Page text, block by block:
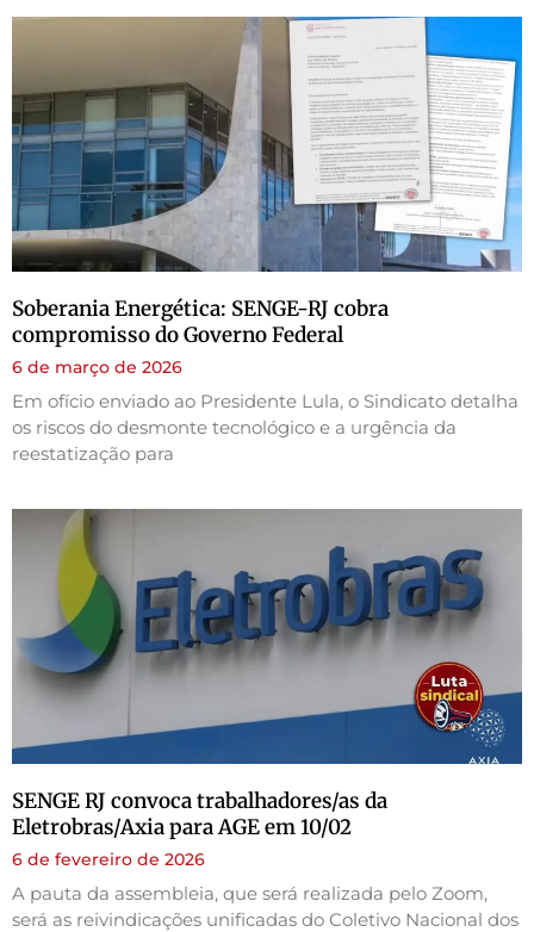
Soberania Energética: SENGE-RJ cobra
compromisso do Governo Federal
6 de março de 2026
Em ofício enviado ao Presidente Lula, o Sindicato detalha
os riscos do desmonte tecnológico e a urgência da
reestatização para
SENGE RJ convoca trabalhadores/as da
Eletrobras/Axia para AGE em 10/02
6 de fevereiro de 2026
A pauta da assembleia, que será realizada pelo Zoom,
será as reivindicações unificadas do Coletivo Nacional dos